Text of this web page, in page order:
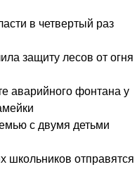
в четвертый раз
защиту лесов от огня
аварийного фонтана у
с двумя детьми
школьников отправятся